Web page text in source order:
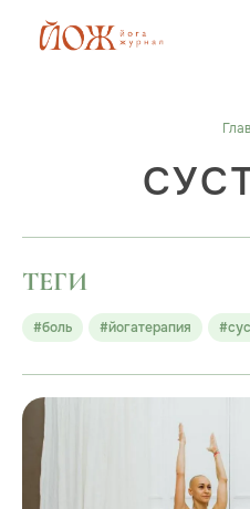
ТЕГИ
#боль #йогатерапия